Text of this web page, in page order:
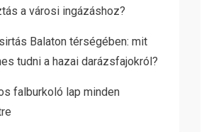
a városi ingázáshoz?
Balaton térségében: mit
tudni a hazai darázsfajokról?
falburkoló lap minden